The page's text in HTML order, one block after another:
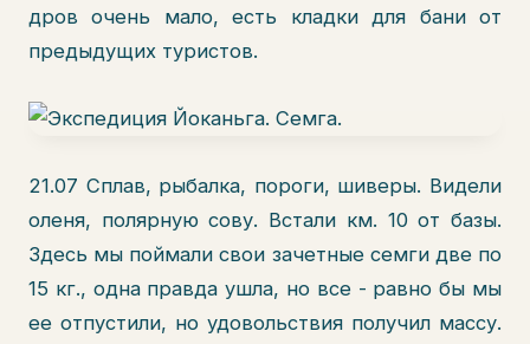
дров очень мало, есть кладки для бани от
предыдущих туристов.
21.07 Сплав, рыбалка, пороги, шиверы. Видели
оленя, полярную сову. Встали км. 10 от базы.
Здесь мы поймали свои зачетные семги две по
15 кг., одна правда ушла, но все - равно бы мы
ее отпустили, но удовольствия получил массу.